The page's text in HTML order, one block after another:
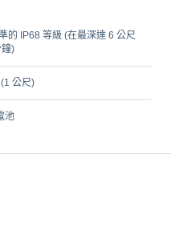
的 IP68 等級 (在最深達 6 公尺
)
公尺)
池